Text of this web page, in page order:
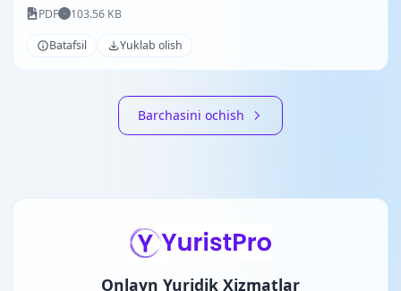
PDF 103.56 KB
Batafsil Yuklab olish
Barchasini ochish
Onlayn Yuridik Xizmatlar